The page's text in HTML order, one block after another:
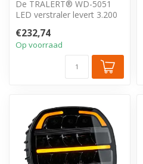
De TRALERT® WD-5051
LED verstraler levert 3.200
en uniek...
€232,74
Op voorraad